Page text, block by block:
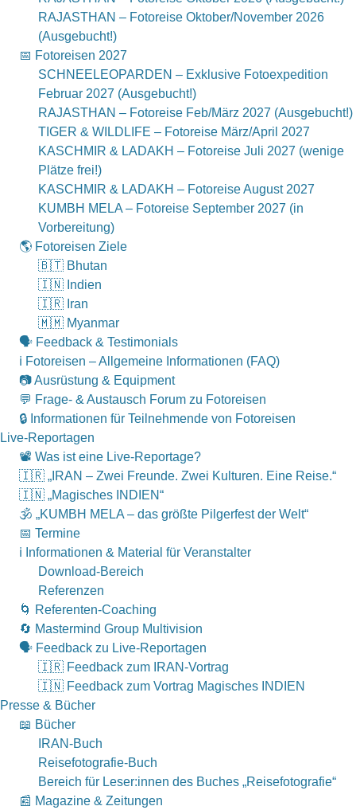
RAJASTHAN – Fotoreise Oktober/November 2026
(Ausgebucht!)
📅 Fotoreisen 2027
SCHNEELEOPARDEN – Exklusive Fotoexpedition
Februar 2027 (Ausgebucht!)
RAJASTHAN – Fotoreise Feb/März 2027 (Ausgebucht!)
TIGER & WILDLIFE – Fotoreise März/April 2027
KASCHMIR & LADAKH – Fotoreise Juli 2027 (wenige
Plätze frei!)
KASCHMIR & LADAKH – Fotoreise August 2027
KUMBH MELA – Fotoreise September 2027 (in
Vorbereitung)
🌎 Fotoreisen Ziele
🇧🇹 Bhutan
🇮🇳 Indien
🇮🇷 Iran
🇲🇲 Myanmar
🗣 Feedback & Testimonials
ℹ️ Fotoreisen – Allgemeine Informationen (FAQ)
📷 Ausrüstung & Equipment
💬 Frage- & Austausch Forum zu Fotoreisen
🔒 Informationen für Teilnehmende von Fotoreisen
Live-Reportagen
📽 Was ist eine Live-Reportage?
🇮🇷 „IRAN – Zwei Freunde. Zwei Kulturen. Eine Reise.“
🇮🇳 „Magisches INDIEN“
🕉 „KUMBH MELA – das größte Pilgerfest der Welt“
📅 Termine
ℹ️ Informationen & Material für Veranstalter
Download-Bereich
Referenzen
🌀 Referenten-Coaching
🔄 Mastermind Group Multivision
🗣 Feedback zu Live-Reportagen
🇮🇷 Feedback zum IRAN-Vortrag
🇮🇳 Feedback zum Vortrag Magisches INDIEN
Presse & Bücher
📖 Bücher
IRAN-Buch
Reisefotografie-Buch
Bereich für Leser:innen des Buches „Reisefotografie“
📰 Magazine & Zeitungen